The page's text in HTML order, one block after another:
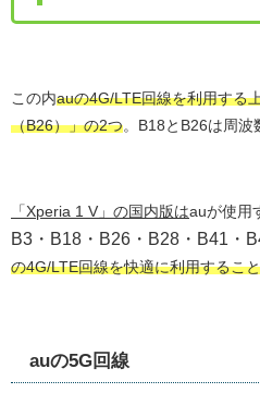
この内auの4G/LTE回線を利用する
（B26）」の2つ。B18とB26は周波
「Xperia 1 V」の国内版はauが使用
B3・B18・B26・B28・B41・
の4G/LTE回線を快適に利用するこ
auの5G回線